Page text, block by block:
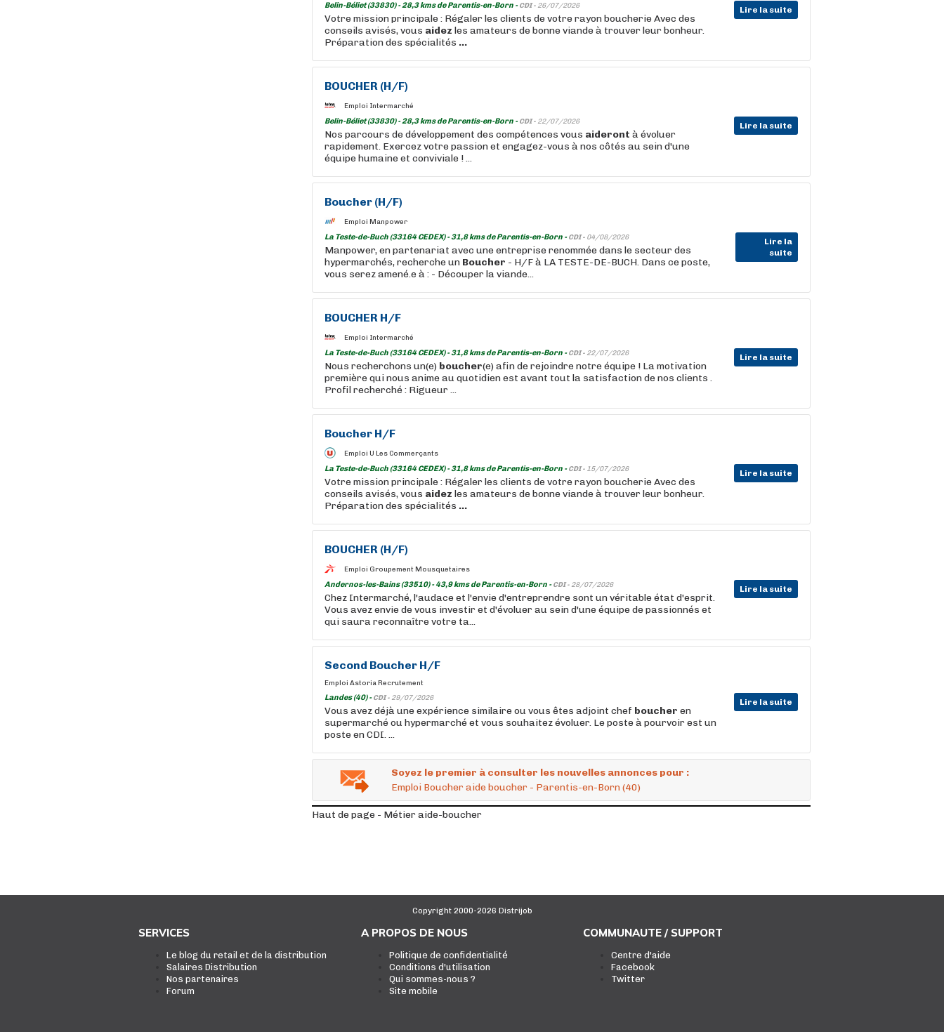
Belin-Béliet (33830) - 28,3 kms de Parentis-en-Born -CDI - 26/07/2026 Lire la suite
Votre mission principale : Régaler les clients de votre rayon boucherie Avec des
conseils avisés, vous aidez les amateurs de bonne viande à trouver leur bonheur.
Préparation des spécialités ...
BOUCHER (H/F)
Emploi Intermarché
Belin-Béliet (33830) - 28,3 kms de Parentis-en-Born -CDI - 22/07/2026 Lire la suite
Nos parcours de développement des compétences vous aideront à évoluer
rapidement. Exercez votre passion et engagez-vous à nos côtés au sein d'une
équipe humaine et conviviale ! ...
Boucher (H/F)
Emploi Manpower
La Teste-de-Buch (33164 CEDEX) - 31,8 kms de Parentis-en-Born -CDI - 04/08/2026
Lire la
suite
Manpower, en partenariat avec une entreprise renommée dans le secteur des
hypermarchés, recherche un Boucher - H/F à LA TESTE-DE-BUCH. Dans ce poste,
vous serez amené.e à : - Découper la viande...
BOUCHER H/F
Emploi Intermarché
La Teste-de-Buch (33164 CEDEX) - 31,8 kms de Parentis-en-Born -CDI - 22/07/2026 Lire la suite
Nous recherchons un(e) boucher(e) afin de rejoindre notre équipe ! La motivation
première qui nous anime au quotidien est avant tout la satisfaction de nos clients .
Profil recherché : Rigueur ...
Boucher H/F
Emploi U Les Commerçants
La Teste-de-Buch (33164 CEDEX) - 31,8 kms de Parentis-en-Born -CDI - 15/07/2026 Lire la suite
Votre mission principale : Régaler les clients de votre rayon boucherie Avec des
conseils avisés, vous aidez les amateurs de bonne viande à trouver leur bonheur.
Préparation des spécialités ...
BOUCHER (H/F)
Emploi Groupement Mousquetaires
Andernos-les-Bains (33510) - 43,9 kms de Parentis-en-Born -CDI - 28/07/2026 Lire la suite
Chez Intermarché, l'audace et l'envie d'entreprendre sont un véritable état d'esprit.
Vous avez envie de vous investir et d'évoluer au sein d'une équipe de passionnés et
qui saura reconnaître votre ta...
Second Boucher H/F
Emploi Astoria Recrutement
Landes (40) -CDI - 29/07/2026 Lire la suite
Vous avez déjà une expérience similaire ou vous êtes adjoint chef boucher en
supermarché ou hypermarché et vous souhaitez évoluer. Le poste à pourvoir est un
poste en CDI. ...
Soyez le premier à consulter les nouvelles annonces pour :
Emploi Boucher aide boucher - Parentis-en-Born (40)
Haut de page - Métier aide-boucher
Copyright 2000-2026 Distrijob
SERVICES
Le blog du retail et de la distribution
Salaires Distribution
Nos partenaires
Forum
A PROPOS DE NOUS
Politique de confidentialité
Conditions d'utilisation
Qui sommes-nous ?
Site mobile
COMMUNAUTE / SUPPORT
Centre d'aide
Facebook
Twitter